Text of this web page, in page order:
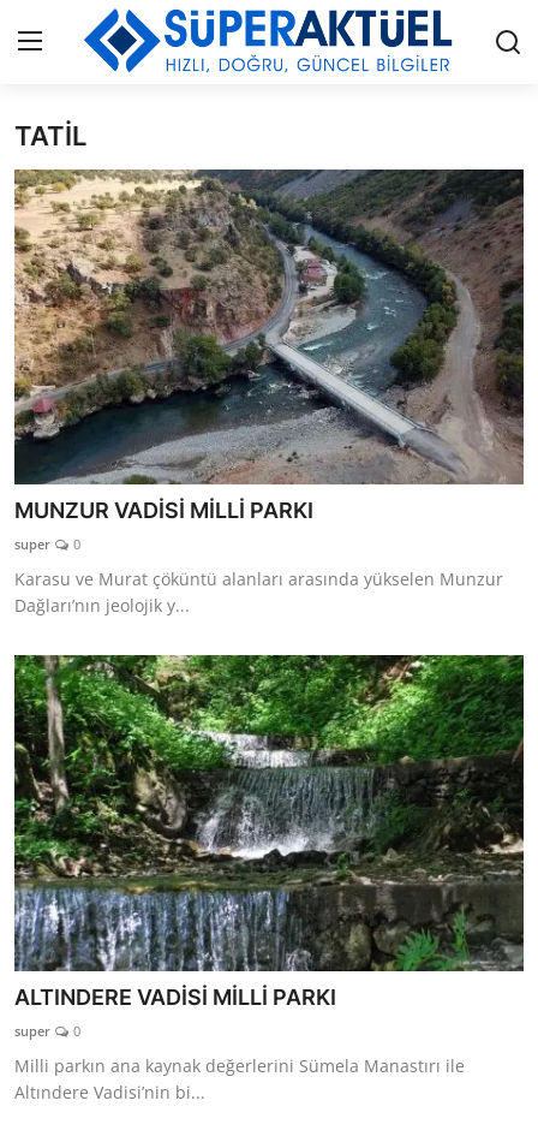
İLETİŞİM
HAKKIMIZDA
KÜNYE
MODA
İŞ BİRLİĞİ
MÜZİK
TEKNOLOJİ
BİLGİ
TATİL
RÜYA TABİRİ
ÖNEMLİ GÜNLER
GALERİ
TATİL
MUNZUR VADİSİ MİLLİ PARKI
super 0
Karasu ve Murat çöküntü alanları arasında yükselen Munzur
Dağları’nın jeolojik y...
ALTINDERE VADİSİ MİLLİ PARKI
super 0
Milli parkın ana kaynak değerlerini Sümela Manastırı ile
Altındere Vadisi’nin bi...